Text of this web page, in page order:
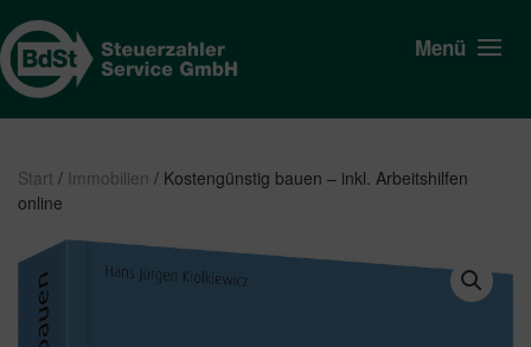
Menü
Start / Immobilien / Kostengünstig bauen – inkl. Arbeitshilfen
online